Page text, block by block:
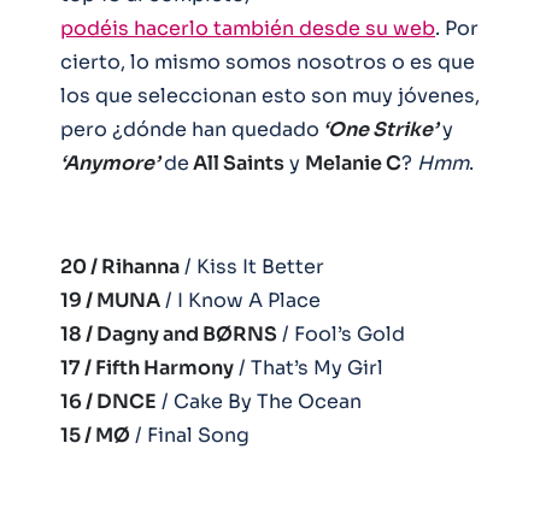
podéis hacerlo también desde su web. Por
cierto, lo mismo somos nosotros o es que
los que seleccionan esto son muy jóvenes,
pero ¿dónde han quedado ‘One Strike’y
‘Anymore’deAll Saintsy Melanie C? Hmm.
20 / Rihanna/ Kiss It Better
19 / MUNA/ I Know A Place
18 / Dagny and BØRNS / Fool’s Gold
17 / Fifth Harmony/ That’s My Girl
16 / DNCE / Cake By The Ocean
15 / MØ / Final Song